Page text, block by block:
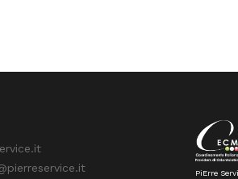
PiErre